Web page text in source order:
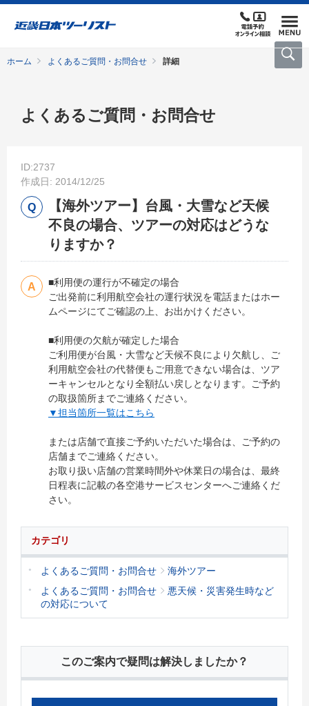
ホーム よくあるご質問・お問合せ 詳細
よくあるご質問・お問合せ
ID:2737
作成日: 2014/12/25
【海外ツアー】台風・大雪など天候
不良の場合、ツアーの対応はどうな
りますか？
■利用便の運行が不確定の場合
ご出発前に利用航空会社の運行状況を電話またはホー
ムページにてご確認の上、お出かけください。
■利用便の欠航が確定した場合
ご利用便が台風・大雪など天候不良により欠航し、ご
利用航空会社の代替便もご用意できない場合は、ツア
ーキャンセルとなり全額払い戻しとなります。ご予約
の取扱箇所までご連絡ください。
▼担当箇所一覧はこちら
または店舗で直接ご予約いただいた場合は、ご予約の
店舗までご連絡ください。
お取り扱い店舗の営業時間外や休業日の場合は、最終
日程表に記載の各空港サービスセンターへご連絡くだ
さい。
カテゴリ
よくあるご質問・お問合せ
海外ツアー
よくあるご質問・お問合せ
悪天候・災害発生時など
の対応について
このご案内で疑問は解決しましたか？